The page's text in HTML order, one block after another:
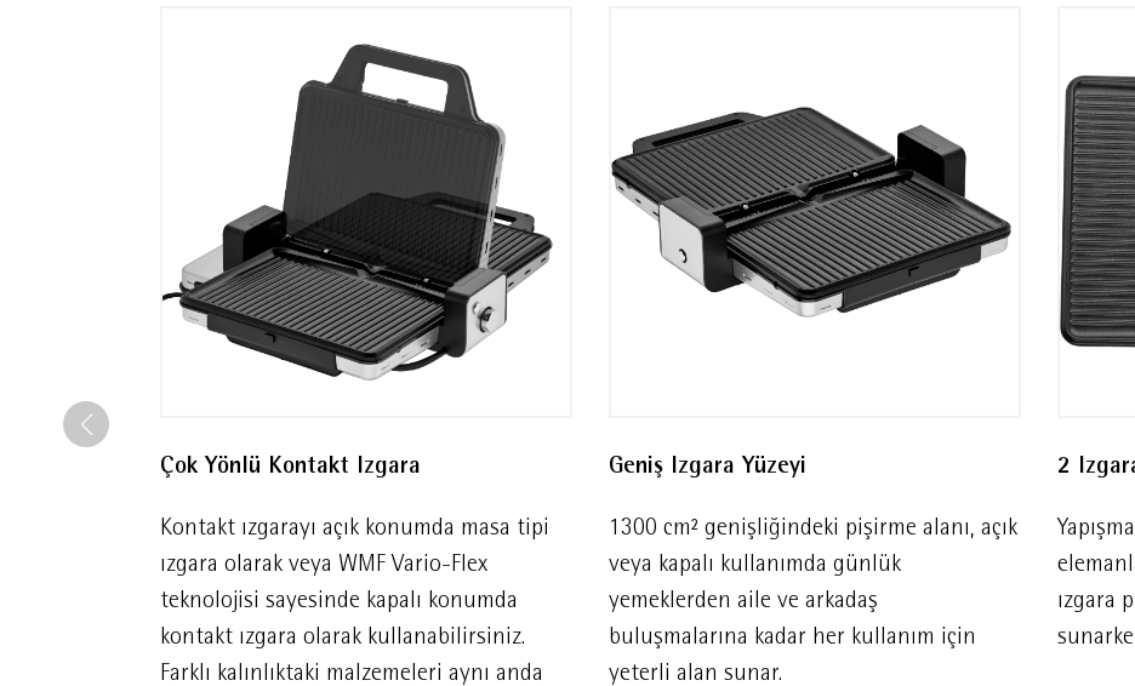
Çok Yönlü Kontakt Izgara
Kontakt ızgarayı açık konumda masa tipi
ızgara olarak veya WMF Vario-Flex
teknolojisi sayesinde kapalı konumda
kontakt ızgara olarak kullanabilirsiniz.
Farklı kalınlıktaki malzemeleri aynı anda
Geniş Izgara Yüzeyi
1300 cm² genişliğindeki pişirme alanı, açık
veya kapalı kullanımda günlük
yemeklerden aile ve arkadaş
buluşmalarına kadar her kullanım için
yeterli alan sunar.
2
ızgara